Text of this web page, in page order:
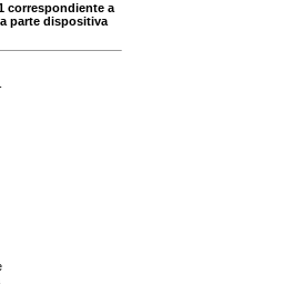
correspondiente a
parte dispositiva